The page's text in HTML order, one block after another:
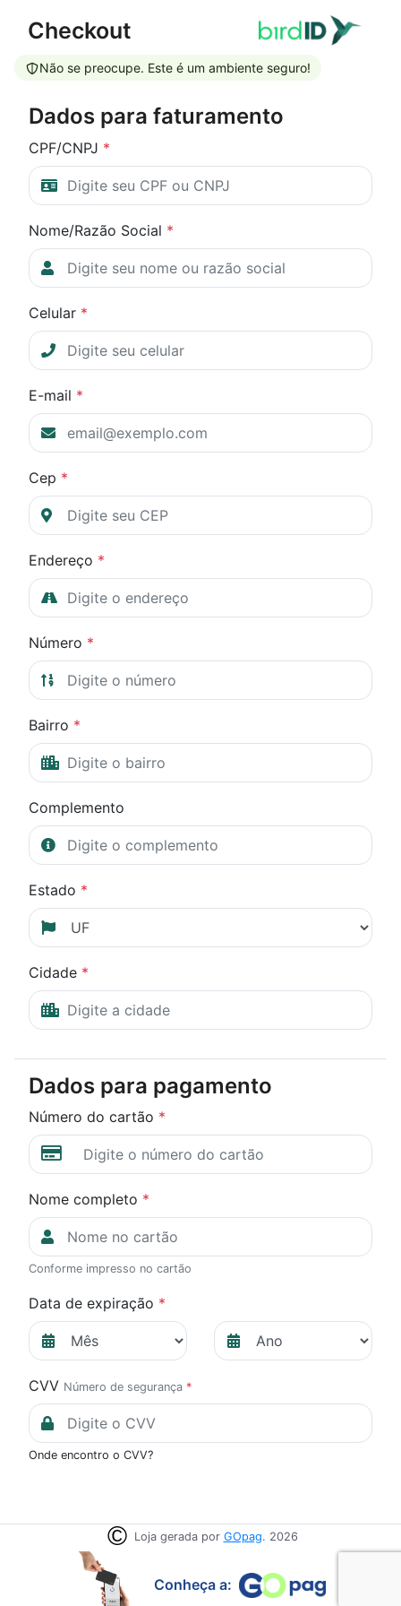
Checkout
Não se preocupe. Este é um ambiente seguro!
Dados para faturamento
CPF/CNPJ *
Nome/Razão Social *
Celular *
E-mail *
Cep *
Endereço *
Número *
Bairro *
Complemento
Estado *
Cidade *
Dados para pagamento
Número do cartão *
Nome completo *
Conforme impresso no cartão
Data de expiração *
CVV Número de segurança *
Onde encontro o CVV?
Loja gerada por GOpag. 2026
Conheça a: